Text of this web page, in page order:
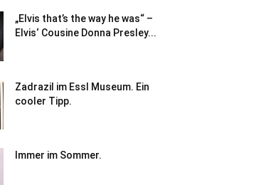
„Elvis that’s the way he was“ –
Elvis‘ Cousine Donna Presley...
Zadrazil im Essl Museum. Ein
cooler Tipp.
Immer im Sommer.